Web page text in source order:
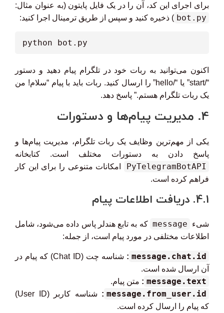
برای اجرای این کد، آن را در یک فایل پایتون (به عنوان مثال:
bot.py ) ذخیره کنید و سپس از طریق ترمینال اجرا کنید:
python bot.py
اکنون می‌توانید به ربات خود در تلگرام پیام دهید و دستور
“/start” یا “/hello” را ارسال کنید. ربات باید با پیام “سلام! من
یک ربات تلگرام هستم.” پاسخ دهد.
4. مدیریت پیام‌ها و دستورات
یکی از مهم‌ترین وظایف یک ربات تلگرام، مدیریت پیام‌ها و
پاسخ دادن به دستورات مختلف است. کتابخانه
PyTelegramBotAPI
امکانات متنوعی را برای این کار
فراهم کرده است.
4.1. دریافت اطلاعات پیام
شیء message که به تابع هندلر پاس داده می‌شود، شامل
اطلاعات مختلفی در مورد پیام است، از جمله:
message.chat.id
:
شناسه چت (Chat ID) که پیام در
آن ارسال شده است.
message.text
: متن پیام.
message.from_user.id
:
شناسه کاربر (User ID)
که پیام را ارسال کرده است.